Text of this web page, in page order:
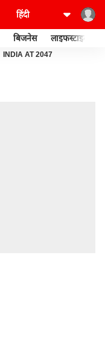
बिजनेस लाइफस्टाइल
INDIA AT 2047